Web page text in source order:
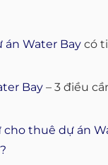
án Water Baycó
Bay– 3 điều
cho thuê dự án